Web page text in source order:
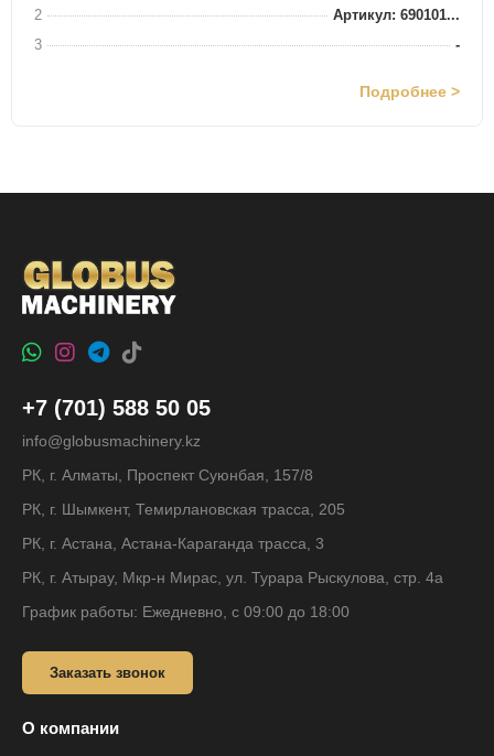
2
Артикул: 690101...
3
-
Подробнее >
+7 (701) 588 50 05
info@globusmachinery.kz
РК, г. Алматы, Проспект Суюнбая, 157/8
РК, г. Шымкент, Темирлановская трасса, 205
РК, г. Астана, Астана-Караганда трасса, 3
РК, г. Атырау, Мкр-н Мирас, ул. Турара Рыскулова, стр. 4а
График работы: Ежедневно, с 09:00 до 18:00
Заказать звонок
О компании